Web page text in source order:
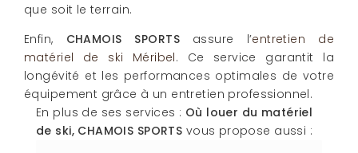
que soit le terrain.
Enfin, CHAMOIS SPORTS assure l’entretien de
matériel de ski Méribel. Ce service garantit la
longévité et les performances optimales de votre
équipement grâce à un entretien professionnel.
En plus de ses services : Où louer du matériel
de ski, CHAMOIS SPORTS vous propose aussi :